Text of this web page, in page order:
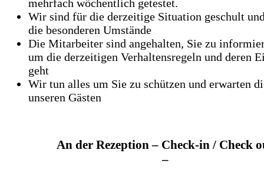
mehrfach wöchentlich getestet.
Wir sind für die derzeitige Situation geschult
die besonderen Umstände
Die Mitarbeiter sind angehalten, Sie zu
um die derzeitigen Verhaltensregeln und deren
geht
Wir tun alles um Sie zu schützen und erwarten
unseren Gästen
An der Rezeption – Check-in / Check
–